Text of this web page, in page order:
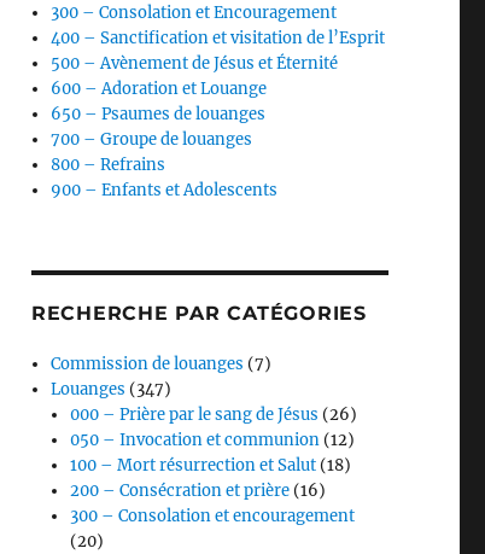
300 – Consolation et Encouragement
400 – Sanctification et visitation de l’Esprit
500 – Avènement de Jésus et Éternité
600 – Adoration et Louange
650 – Psaumes de louanges
700 – Groupe de louanges
800 – Refrains
900 – Enfants et Adolescents
RECHERCHE PAR CATÉGORIES
Commission de louanges (7)
Louanges (347)
000 – Prière par le sang de Jésus (26)
050 – Invocation et communion (12)
100 – Mort résurrection et Salut (18)
200 – Consécration et prière (16)
300 – Consolation et encouragement
(20)